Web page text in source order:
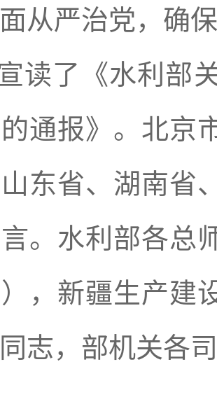
从严治党，确
读了《水利部
通报》。北京
东省、湖南省
。水利部各总
，新疆生产建
志，部机关各